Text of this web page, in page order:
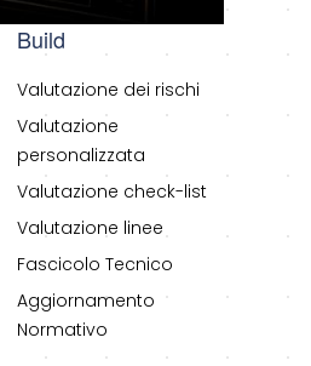
Build
Valutazione dei rischi
Valutazione
personalizzata
Valutazione check-list
Valutazione linee
Fascicolo Tecnico
Aggiornamento
Normativo